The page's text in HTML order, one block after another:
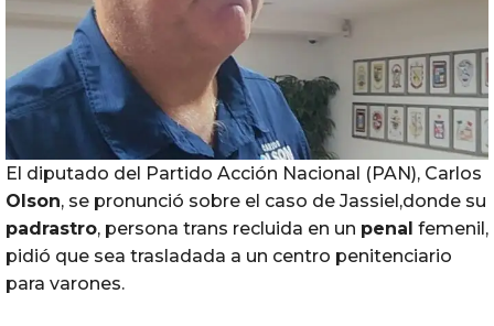
El diputado del Partido Acción Nacional (PAN), Carlos
Olson, se pronunció sobre el caso de Jassiel,donde su
padrastro, persona trans recluida en un penal femenil,
pidió que sea trasladada a un centro penitenciario
para varones.